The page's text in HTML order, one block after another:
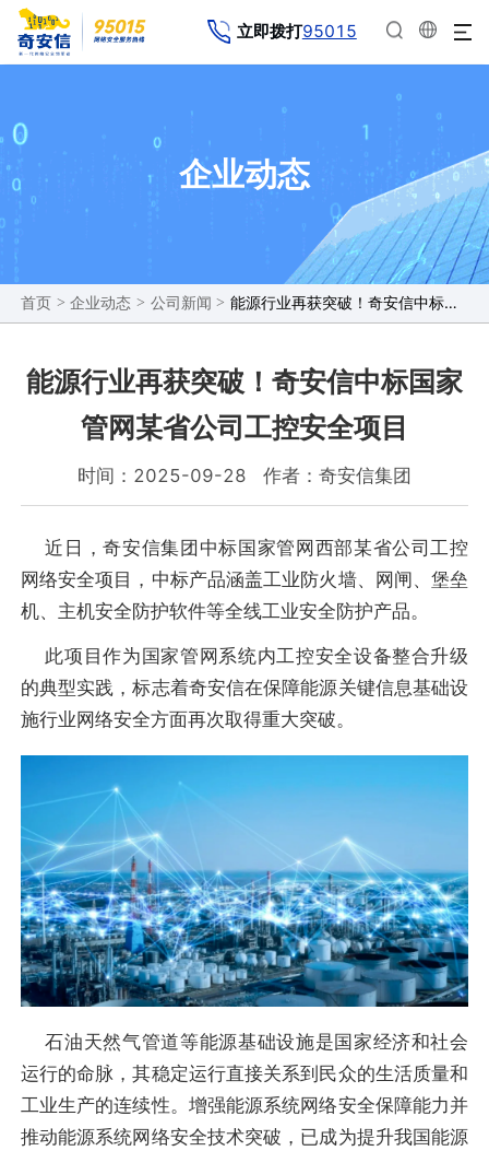
立即拨打95015
企业动态
首页 > 企业动态 > 公司新闻 > 能源行业再获突破！奇安信中标国家管网某省公司工控安全项目
能源行业再获突破！奇安信中标国家
管网某省公司工控安全项目
时间：2025-09-28 作者：奇安信集团
近日，奇安信集团中标国家管网西部某省公司工控
网络安全项目，中标产品涵盖工业防火墙、网闸、堡垒
机、主机安全防护软件等全线工业安全防护产品。
此项目作为国家管网系统内工控安全设备整合升级
的典型实践，标志着奇安信在保障能源关键信息基础设
施行业网络安全方面再次取得重大突破。
石油天然气管道等能源基础设施是国家经济和社会
运行的命脉，其稳定运行直接关系到民众的生活质量和
工业生产的连续性。增强能源系统网络安全保障能力并
推动能源系统网络安全技术突破，已成为提升我国能源